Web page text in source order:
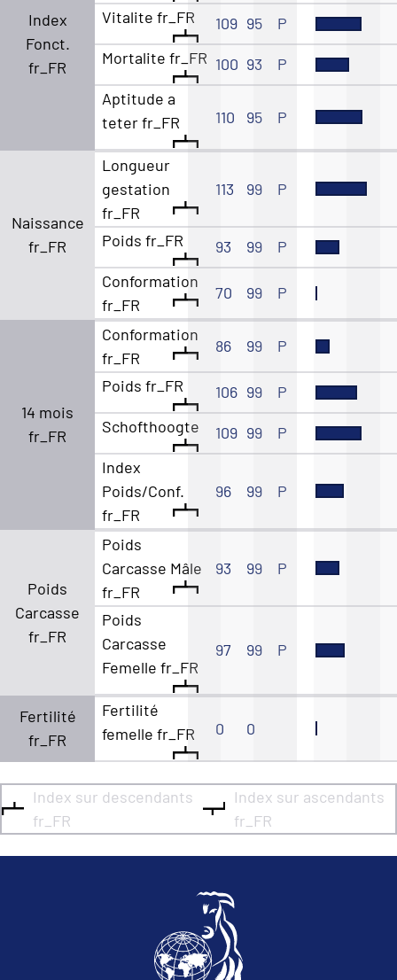
Index
Fonct.
fr_FR
Vitalite fr_FR 109 95
P
Mortalite fr_FR 100 93
P
Aptitude a
teter fr_FR
110 95 P
Naissance
fr_FR
Longueur
gestation
fr_FR
113 99 P
Poids fr_FR 93 99
P
Conformation
fr_FR
70 99 P
14 mois
fr_FR
Conformation
fr_FR
86 99 P
Poids fr_FR 106 99
P
Schofthoogte
109 99
P
Index
Poids/Conf.
fr_FR
96 99 P
Poids
Carcasse
fr_FR
Poids
Carcasse Mâle
fr_FR
93 99 P
Poids
Carcasse
Femelle fr_FR
97 99 P
Fertilité
fr_FR
Fertilité
femelle fr_FR
0 0
Index sur descendants
fr_FR
Index sur ascendants
fr_FR